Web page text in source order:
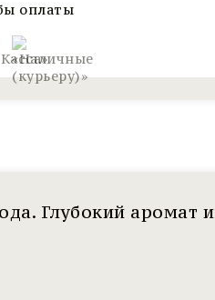
оплаты
Глубокий аромат и